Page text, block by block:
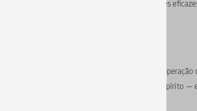
da pele, nutrindo e protegendo com ingredientes
autorregulação do organismo, auxiliando na recuperação
a pessoa como um todo — corpo, mente e espírito —